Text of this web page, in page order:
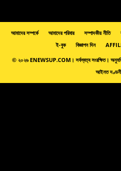
আমাদের সম্পর্কে আমাদের পরিবার সম্পাদকীয় নীতি
ই-বুক
বিজ্ঞাপন দিন
© ২০২৬ ENEWSUP.COM। সর্বস্বত্ব সংরক্ষিত। অনুমতি
আইনত